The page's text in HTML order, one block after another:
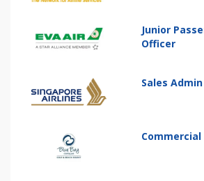
Junior
Officer
Sales